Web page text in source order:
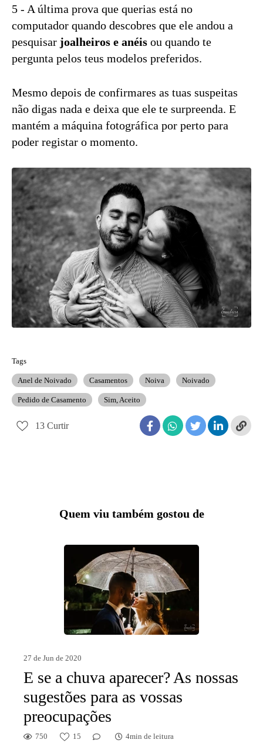
5 - A última prova que querias está no
computador quando descobres que ele andou a
pesquisar joalheiros e anéis ou quando te
pergunta pelos teus modelos preferidos.
Mesmo depois de confirmares as tuas suspeitas
não digas nada e deixa que ele te surpreenda. E
mantém a máquina fotográfica por perto para
poder registar o momento.
Tags
Anel de Noivado Casamentos Noiva Noivado
Pedido de Casamento Sim, Aceito
13 Curtir
Quem viu também gostou de
27 de Jun de 2020
E se a chuva aparecer? As nossas
sugestões para as vossas
preocupações
750 15 4min de leitura